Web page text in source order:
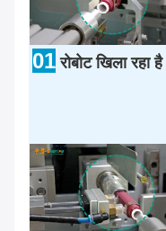
01 रोबोट खिला रहा है